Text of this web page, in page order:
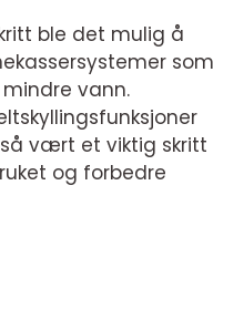
ble det mulig å
som
vann.
vært et viktig skritt
og forbedre